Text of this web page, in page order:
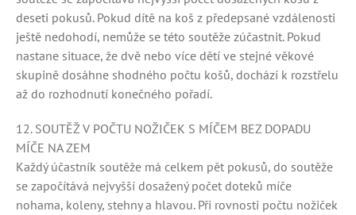
deseti pokusů. Pokud dítě na koš z předepsané vzdálenosti
ještě nedohodí, nemůže se této soutěže zúčastnit. Pokud
nastane situace, že dvě nebo více dětí ve stejné věkové
skupině dosáhne shodného počtu košů, dochází k rozstřelu
až do rozhodnutí konečného pořadí.
12. SOUTĚŽ V POČTU NOŽIČEK S MÍČEM BEZ DOPADU
MÍČE NA ZEM
Každý účastník soutěže má celkem pět pokusů, do soutěže
se započítává nejvyšší dosažený počet doteků míče
nohama, koleny, stehny a hlavou. Při rovnosti počtu nožiček